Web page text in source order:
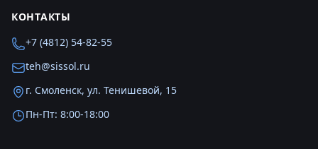
КОНТАКТЫ
+7 (4812) 54-82-55
teh@sissol.ru
г. Смоленск, ул. Тенишевой, 15
Пн-Пт: 8:00-18:00